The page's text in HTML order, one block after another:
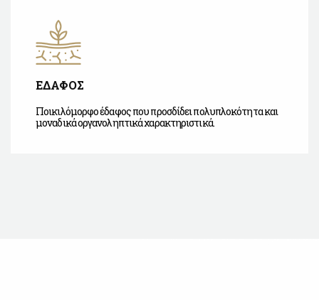
ΕΔΑΦΟΣ
Ποικιλόμορφο έδαφος που προσδίδει πολυπλοκότητα και
μοναδικά οργανοληπτικά χαρακτηριστικά.